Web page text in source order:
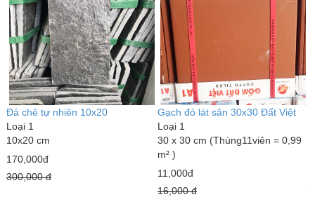
Đá chẻ tự nhiên 10x20
Loại 1
10x20 cm
170,000đ
300,000 đ
Gạch đỏ lát sân 30x30 Đất Việt
Loại 1
30 x 30 cm (Thùng11viên = 0,99
m² )
11,000đ
16,000 đ